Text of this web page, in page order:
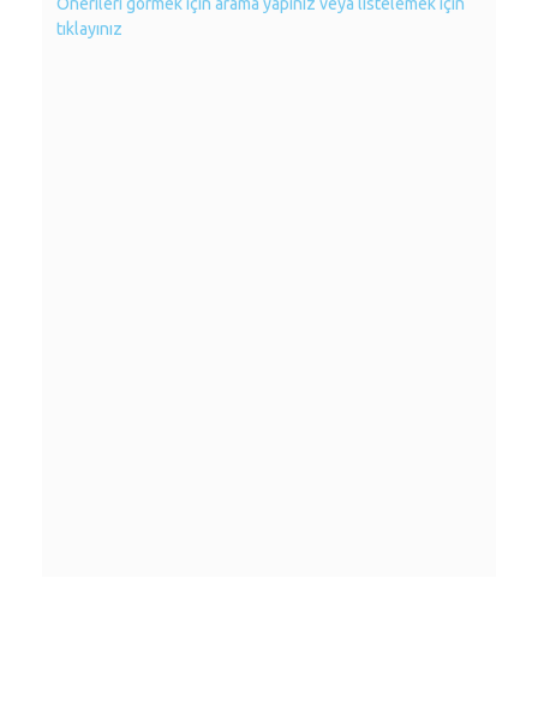
tıklayınız